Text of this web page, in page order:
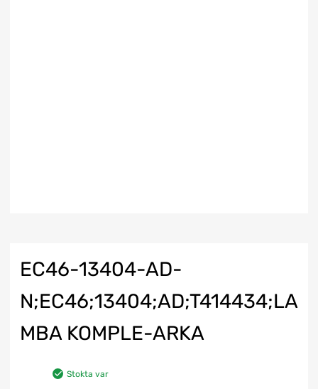
EC46-13404-AD-
N;EC46;13404;AD;T414434;LA
MBA KOMPLE-ARKA
Stokta var